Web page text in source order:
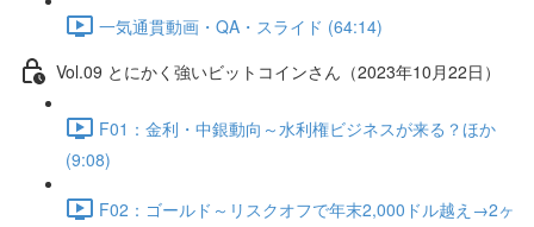
一気通貫動画・QA・スライド (64:14)
Vol.09 とにかく強いビットコインさん（2023年10月22日）
F01：金利・中銀動向～水利権ビジネスが来る？ほか
(9:08)
F02：ゴールド～リスクオフで年末2,000ドル越え→2ヶ